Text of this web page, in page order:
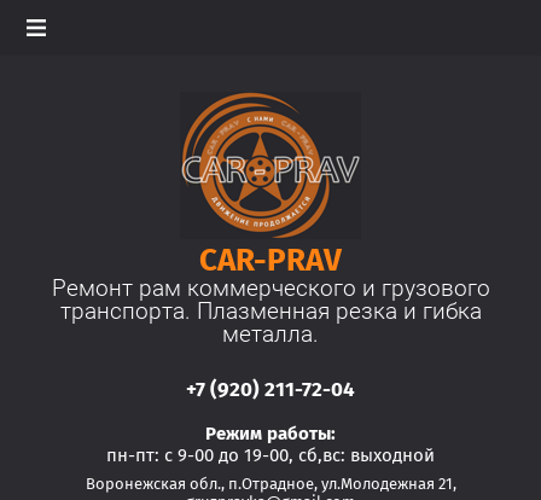
CAR-PRAV
Ремонт рам коммерческого и грузового
транспорта. Плазменная резка и гибка
металла.
Воронежская обл., п.Отрадное, ул.Молодежная 21,
+7 (920) 211-72-04
Режим работы:
пн-пт: с 9-00 до 19-00, сб,вс: выходной